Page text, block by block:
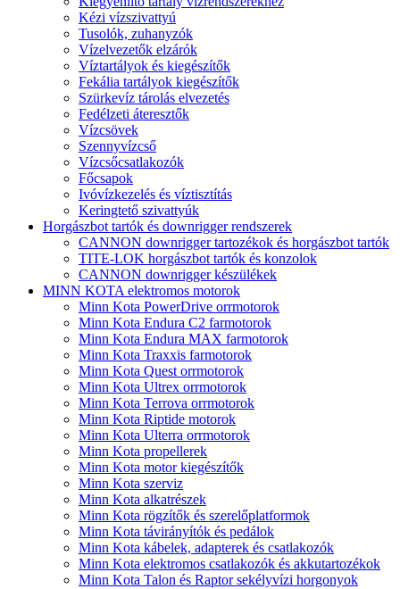
Kézi vízszivattyú
Tusolók, zuhanyzók
Vízelvezetők elzárók
Víztartályok és kiegészítők
Fekália tartályok kiegészítők
Szürkevíz tárolás elvezetés
Fedélzeti áteresztők
Vízcsövek
Szennyvízcső
Vízcsőcsatlakozók
Főcsapok
Ivóvízkezelés és víztisztítás
Keringtető szivattyúk
Horgászbot tartók és downrigger rendszerek
CANNON downrigger tartozékok és horgászbot tartók
TITE-LOK horgászbot tartók és konzolok
CANNON downrigger készülékek
MINN KOTA elektromos motorok
Minn Kota PowerDrive orrmotorok
Minn Kota Endura C2 farmotorok
Minn Kota Endura MAX farmotorok
Minn Kota Traxxis farmotorok
Minn Kota Quest orrmotorok
Minn Kota Ultrex orrmotorok
Minn Kota Terrova orrmotorok
Minn Kota Riptide motorok
Minn Kota Ulterra orrmotorok
Minn Kota propellerek
Minn Kota motor kiegészítők
Minn Kota szerviz
Minn Kota alkatrészek
Minn Kota rögzítők és szerelőplatformok
Minn Kota távirányítók és pedálok
Minn Kota kábelek, adapterek és csatlakozók
Minn Kota elektromos csatlakozók és akkutartozékok
Minn Kota Talon és Raptor sekélyvízi horgonyok